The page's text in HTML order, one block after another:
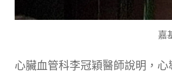
嘉
心臟血管科李冠穎醫師說明，